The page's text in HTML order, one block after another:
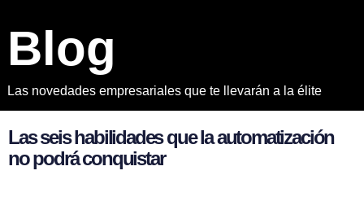
Blog
Las novedades empresariales que te llevarán a la élite
Las seis habilidades que laautomatización
nopodrá conquistar